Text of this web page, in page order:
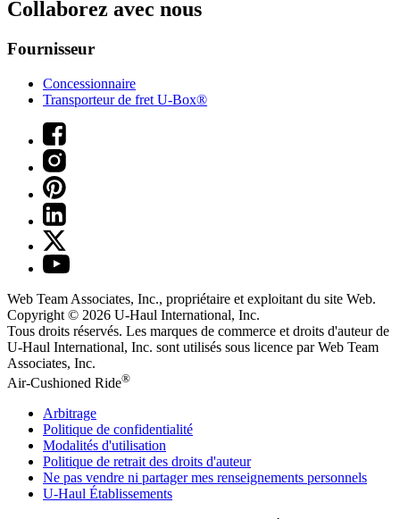
Collaborez avec nous
Fournisseur
Concessionnaire
Transporteur de fret U-Box®
Web Team Associates, Inc., propriétaire et exploitant du site Web.
Copyright © 2026 U-Haul International, Inc.
Tous droits réservés. Les marques de commerce et droits d'auteur de
U-Haul International, Inc. sont utilisés sous licence par Web Team
Associates, Inc.
Air-Cushioned Ride®
Arbitrage
Politique de confidentialité
Modalités d'utilisation
Politique de retrait des droits d'auteur
Ne pas vendre ni partager mes renseignements personnels
U-Haul Établissements